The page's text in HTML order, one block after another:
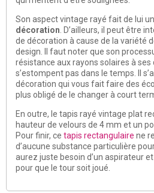
Son aspect vintage rayé fait de lui
décoration . D’ailleurs, il peut être
de décoration à cause de la variété
design. Il faut noter que son
résistance aux rayons solaires à ses
s’estompent pas dans le temps. Il
décoration qui vous fait faire des
plus obligé de le changer à court
En outre, le tapis rayé vintage plat
hauteur de velours de 4 mm et un
Pour finir, ce tapis rectangulaire ne
d’aucune substance particulière
aurez juste besoin d’un aspirateur
pour que le tour soit joué.